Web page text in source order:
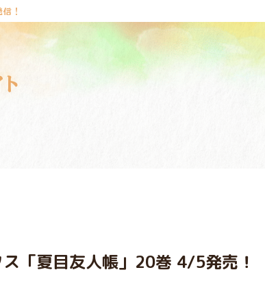
！
「夏目友人帳」20巻 4/5発売！